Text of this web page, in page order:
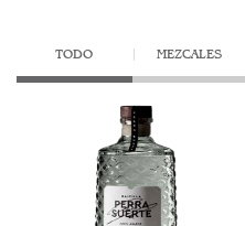
TODO MEZCALES